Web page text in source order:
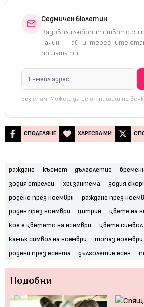
Седмичен бюлетин
Задоволи любопитството си
начин — най-интересните
пощата ти.
Без спам. Можеш да се отпишеш по
СПОДЕЛЯНЕ ХАРЕСВА МИ
раждане късмет дълголетие
зодия стрелец
хризантема зодия
родено през ноември
раждане през
роден през ноември
цитрин
цвете на
кое е цветето на ноември
цвете символ
камък символ на ноември
топаз ноември
родени през есента
дълголетие есен
Подобни